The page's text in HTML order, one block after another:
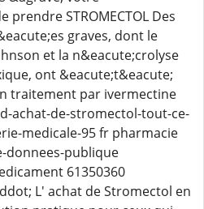
STROMECTOL Des
graves, dont le
et la n&eacute;crolyse
ont &eacute;t&eacute;
traitement par ivermectine
achat-de-stromectol-tout-ce-
medicale-95 fr pharmacie
donnees-publique
61350360
L' achat de Stromectol en